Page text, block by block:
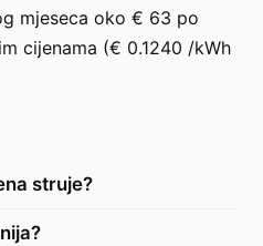
mjeseca oko € 63 po
cijenama (€ 0.1240 /kWh
struje?